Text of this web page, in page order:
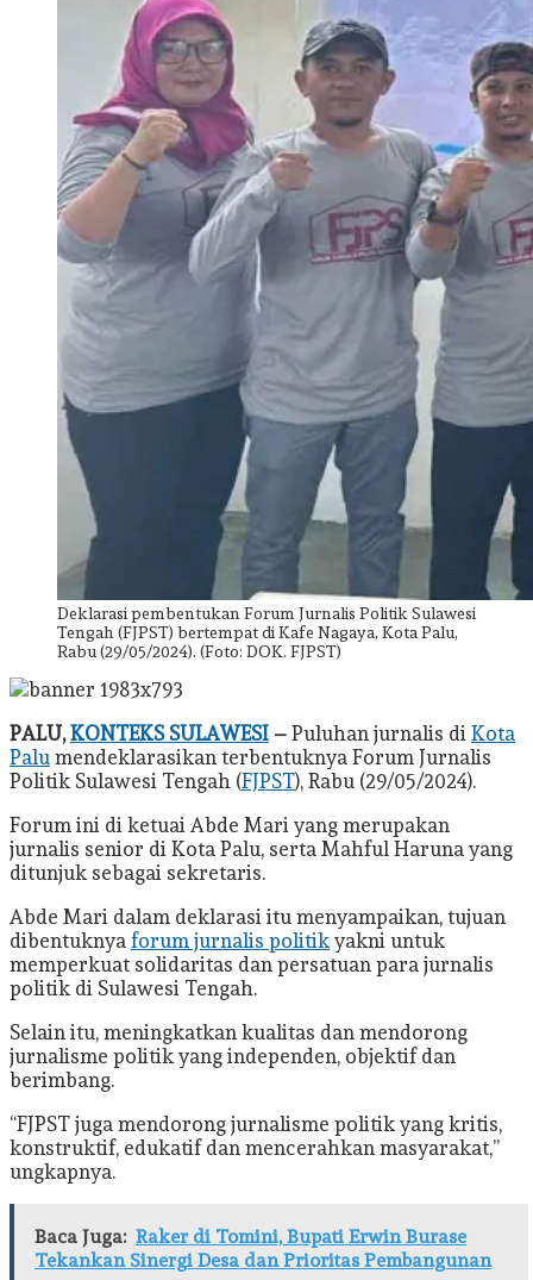
Deklarasi pembentukan Forum Jurnalis Politik Sulawesi
Tengah (FJPST) bertempat di Kafe Nagaya, Kota Palu,
Rabu (29/05/2024). (Foto: DOK. FJPST)
PALU,KONTEKS SULAWESI – Puluhan jurnalis di Kota
Palu mendeklarasikan terbentuknya Forum Jurnalis
Politik Sulawesi Tengah (FJPST), Rabu (29/05/2024).
Forum ini di ketuai Abde Mari yang merupakan
jurnalis senior di Kota Palu, serta Mahful Haruna yang
ditunjuk sebagai sekretaris.
Abde Mari dalam deklarasi itu menyampaikan, tujuan
dibentuknya forum jurnalis politik yakni untuk
memperkuat solidaritas dan persatuan para jurnalis
politik di Sulawesi Tengah.
Selain itu, meningkatkan kualitas dan mendorong
jurnalisme politik yang independen, objektif dan
berimbang.
“FJPST juga mendorong jurnalisme politik yang kritis,
konstruktif, edukatif dan mencerahkan masyarakat,”
ungkapnya.
Baca Juga: Raker di Tomini, Bupati Erwin Burase
Tekankan Sinergi Desa dan Prioritas Pembangunan